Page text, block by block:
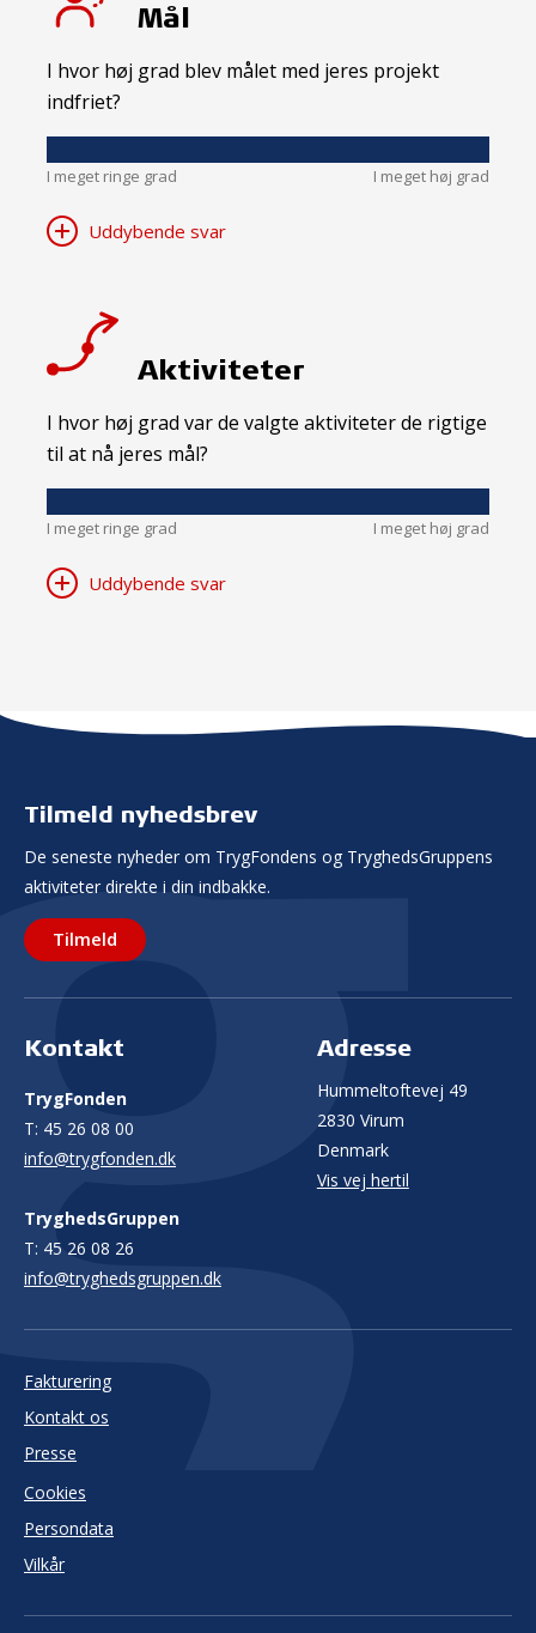
Mål
I hvor høj grad blev målet med jeres projekt
indfriet?
I meget ringe grad I meget høj grad
Uddybende svar
Aktiviteter
I hvor høj grad var de valgte aktiviteter de rigtige
til at nå jeres mål?
I meget ringe grad I meget høj grad
Uddybende svar
Tilmeld nyhedsbrev
De seneste nyheder om TrygFondens og TryghedsGruppens
aktiviteter direkte i din indbakke.
Tilmeld
Kontakt
TrygFonden
T: 45 26 08 00
info@trygfonden.dk
TryghedsGruppen
T: 45 26 08 26
info@tryghedsgruppen.dk
Adresse
Hummeltoftevej 49
2830 Virum
Denmark
Vis vej hertil
Fakturering
Kontakt os
Presse
Cookies
Persondata
Vilkår